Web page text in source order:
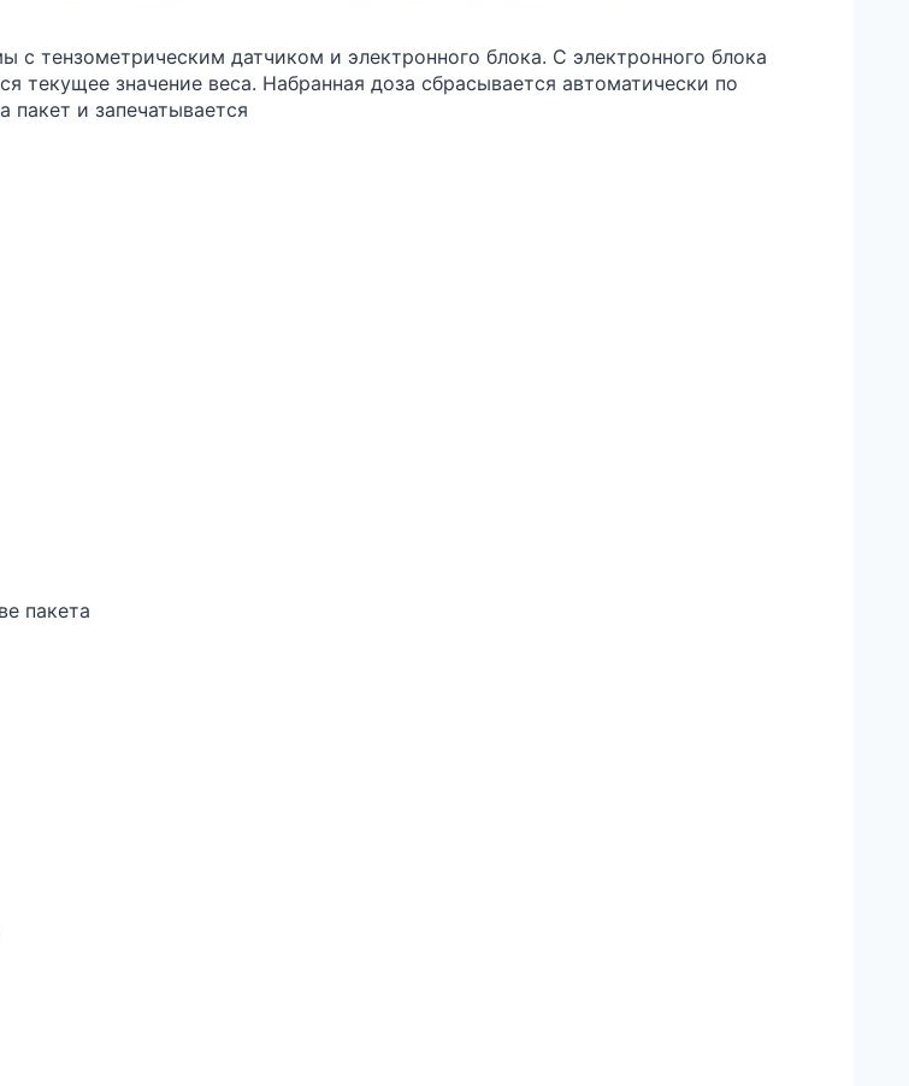
тензометрическим датчиком и электронного блока. С электронного блока
текущее значение веса. Набранная доза сбрасывается автоматически по
и запечатывается
пакета